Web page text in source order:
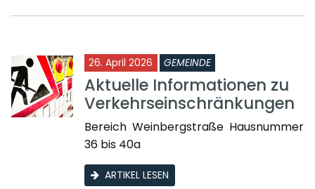
26. April 2026 GEMEINDE
Aktuelle Informationen zu
Verkehrseinschränkungen
Bereich Weinbergstraße Hausnummer
36 bis 40a
ARTIKEL LESEN